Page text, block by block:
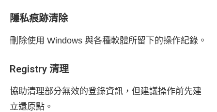
隱私痕跡清除
刪除使用 Windows 與各種軟體所留下的操作紀錄。
Registry 清理
協助清理部分無效的登錄資訊，但建議操作前先建
立還原點。